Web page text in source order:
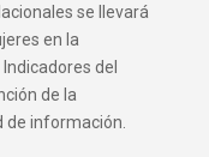
se llevará
en la
del
de la
de información.